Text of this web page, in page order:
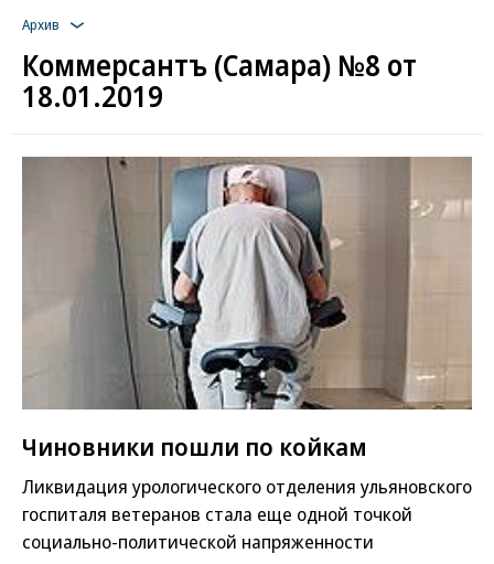
Архив
Коммерсантъ (Самара) №8 от
18.01.2019
Чиновники пошли по койкам
Ликвидация урологического отделения ульяновского
госпиталя ветеранов стала еще одной точкой
социально-политической напряженности